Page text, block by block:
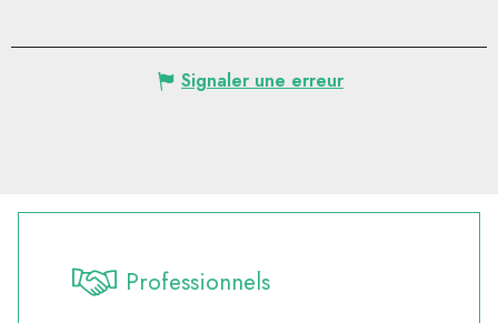
Signaler une erreur
Professionnels